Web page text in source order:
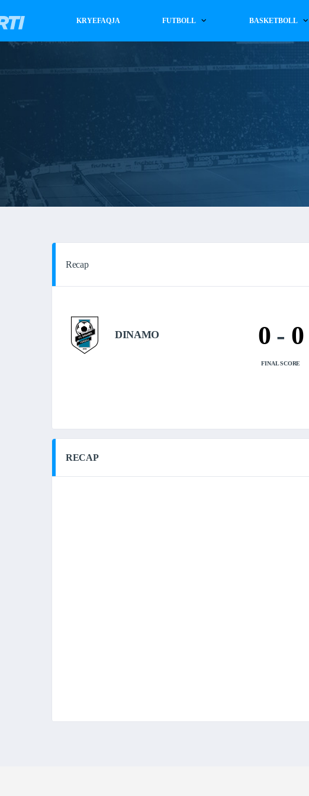
KRYEFAQJA FUTBOLL BASKETBOLL
Recap
DINAMO 0 - 0
FINAL SCORE
RECAP